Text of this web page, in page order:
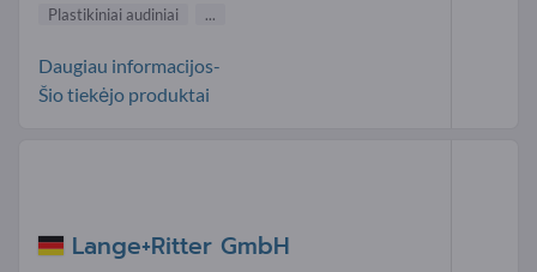
Plastikiniai audiniai
...
Daugiau informacijos-
Šio tiekėjo produktai
Lange+Ritter GmbH